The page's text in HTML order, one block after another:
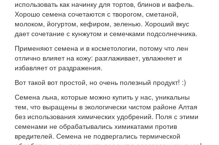
использовать как начинку для тортов, блинов и вафель.
Хорошо семена сочетаются с творогом, сметаной,
молоком, йогуртом, кефиром, зеленью. Хороший вкус
дает сочетание с кунжутом и семечками подсолнечника.
Применяют семена и в косметологии, потому что лен
отлично влияет на кожу: разглаживает, увлажняет и
избавляет от раздражения.
Вот такой вот простой, но очень полезный продукт! :)
Семена льна, которые можно купить у нас, уникальны
тем, что выращены в экологически чистом районе Алтая
без использования химических удобрений. Поля с этими
семенами не обрабатывались химикатами против
вредителей. Семена не подвергались термической